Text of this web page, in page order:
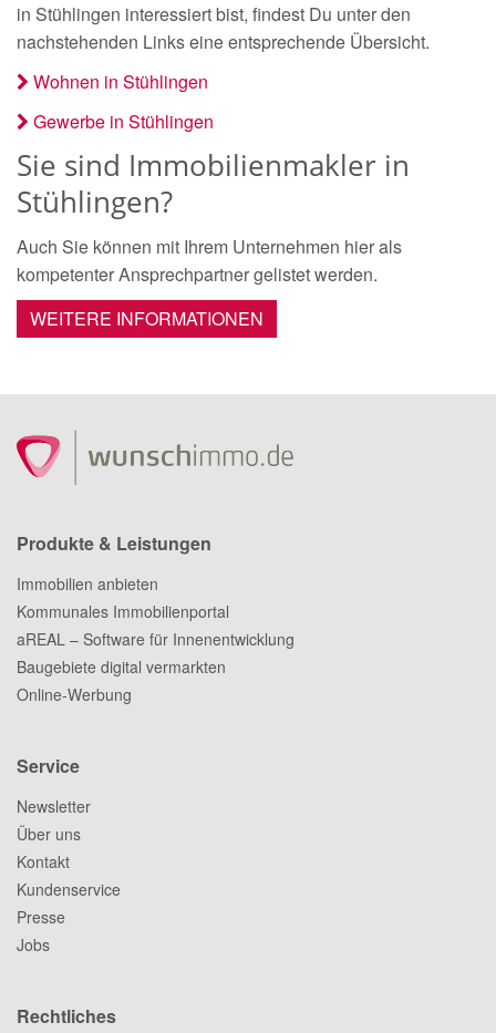
in Stühlingen interessiert bist, findest Du unter den
nachstehenden Links eine entsprechende Übersicht.
Wohnen in Stühlingen
Gewerbe in Stühlingen
Sie sind Immobilienmakler in
Stühlingen?
Auch Sie können mit Ihrem Unternehmen hier als
kompetenter Ansprechpartner gelistet werden.
WEITERE INFORMATIONEN
Produkte & Leistungen
Immobilien anbieten
Kommunales Immobilienportal
aREAL – Software für Innenentwicklung
Baugebiete digital vermarkten
Online-Werbung
Service
Newsletter
Über uns
Kontakt
Kundenservice
Presse
Jobs
Rechtliches